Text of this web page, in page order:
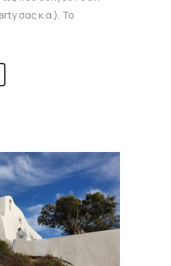
σας κ.α.). Το